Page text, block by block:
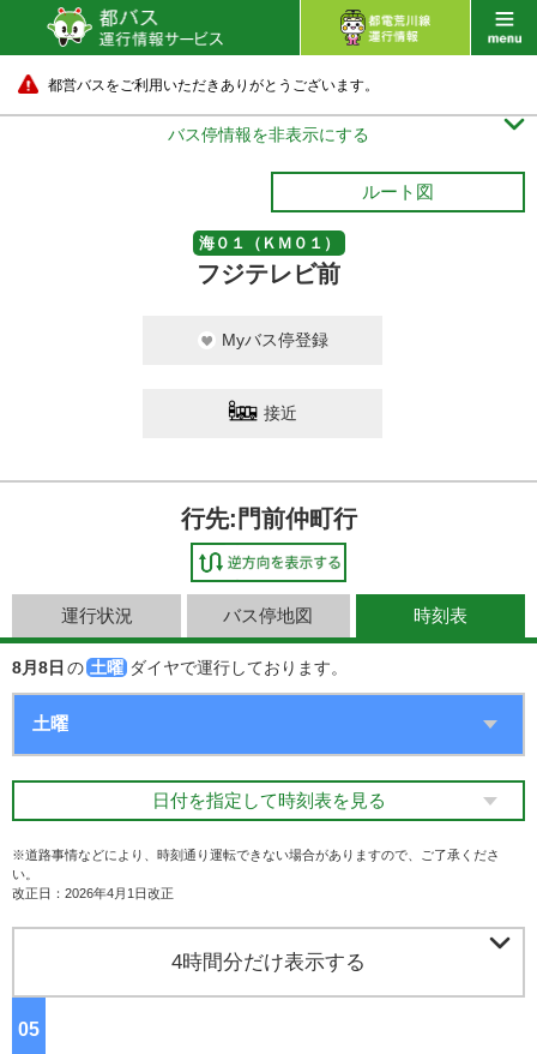
都営バスをご利用いただきありがとうございます。
バス停情報を非表示にする 
ルート図
海０１（ＫＭ０１）
フジテレビ前
Myバス停登録
接近
行先:門前仲町行
運行状況 バス停地図 時刻表
8月8日 の 土曜 ダイヤで運行しております。
日付を指定して時刻表を見る
※道路事情などにより、時刻通り運転できない場合がありますので、ご了承くださ
い。
改正日：2026年4月1日改正
4時間分だけ表示する 
05